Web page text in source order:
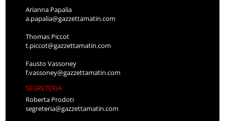
Arianna Papalia
a.papalia@gazzettamatin.com
Thomas Piccot
t.piccot@gazzettamatin.com
Fausto Vassoney
f.vassoney@gazzettamatin.com
SEGRETERIA
Roberta Prodoti
segreteria@gazzettamatin.com